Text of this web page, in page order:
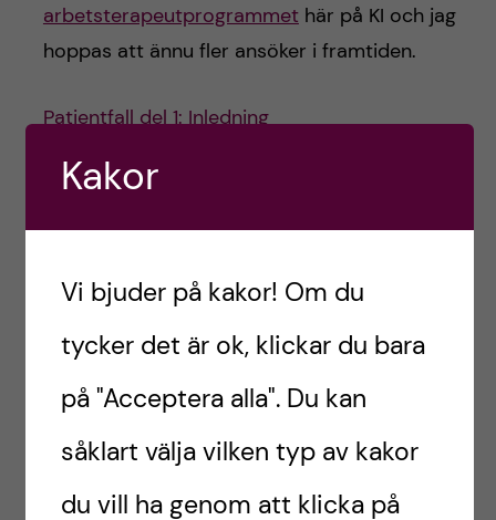
arbetsterapeutprogrammethär på KI och jag
hoppas att ännu fler ansöker i framtiden.
Patientfall del 1: Inledning
Patientfall del 3: Läkarens roll
Patientfall del 5: Psykologens roll
//Frida (hon/henne) arbetsterapeutstudent
helenesvanholm
Kakor
Vi bjuder på kakor! Om du
tycker det är ok, klickar du bara
på "Acceptera alla". Du kan
såklart välja vilken typ av kakor
du vill ha genom att klicka på